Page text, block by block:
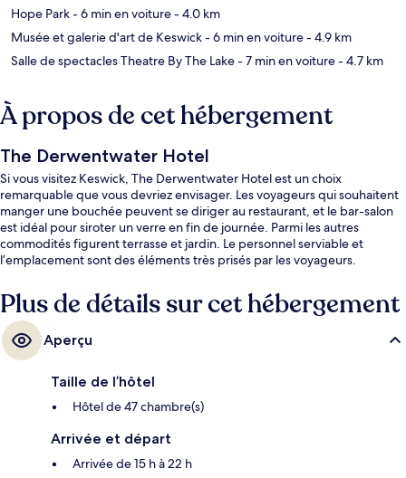
Hope Park- 6 min en voiture- 4.0 km
Musée et galerie d'art de Keswick- 6 min en voiture- 4.9 km
Salle de spectacles Theatre By The Lake- 7 min en voiture- 4.7 km
À propos de cet hébergement
The Derwentwater Hotel
Si vous visitez Keswick, The Derwentwater Hotel est un choix
remarquable que vous devriez envisager. Les voyageurs qui souhaitent
manger une bouchée peuvent se diriger au restaurant, et le bar-salon
est idéal pour siroter un verre en fin de journée. Parmi les autres
commodités figurent terrasse et jardin. Le personnel serviable et
l’emplacement sont des éléments très prisés par les voyageurs.
Plus de détails sur cet hébergement
Aperçu
Taille de l’hôtel
Hôtel de 47 chambre(s)
Arrivée et départ
Arrivée de 15 h à 22 h